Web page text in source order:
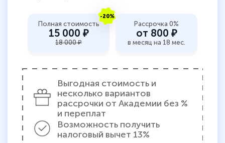
-20%
Полная стоимость
15 000 ₽
18 000 ₽
Рассрочка 0%
от 800 ₽
в месяц на 18 мес.
Выгодная стоимость и
несколько вариантов
рассрочки от Академии без %
и переплат
Возможность получить
налоговый вычет 13%